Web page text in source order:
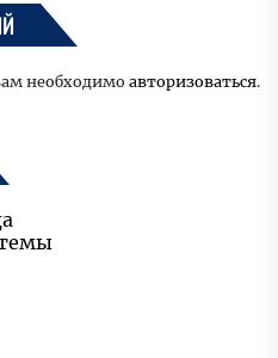
необходимо авторизоваться.